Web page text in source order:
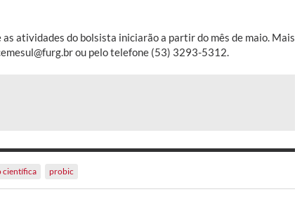
atividades do bolsista iniciarão a partir do mês de maio. Mais
ou pelo telefone (53) 3293-5312.
científica probic